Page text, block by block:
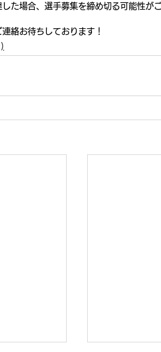
した場合、選手募集を締め切る可能性が
絡お待ちしております！